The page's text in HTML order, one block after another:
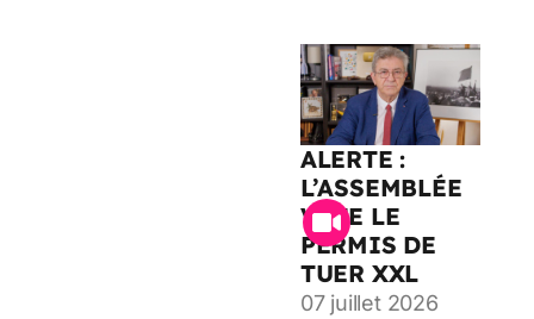
ALERTE :
L’ASSEMBLÉE
VOTE LE
PERMIS DE
TUER XXL
07 juillet 2026